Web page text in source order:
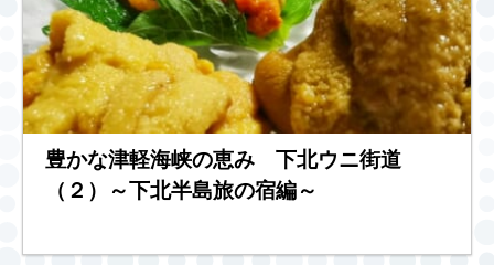
豊かな津軽海峡の恵み 下北ウニ街道
（２）～下北半島旅の宿編～